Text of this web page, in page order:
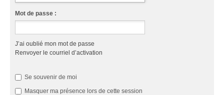
Mot de passe :
J’ai oublié mon mot de passe
Renvoyer le courriel d’activation
Se souvenir de moi
Masquer ma présence lors de cette session